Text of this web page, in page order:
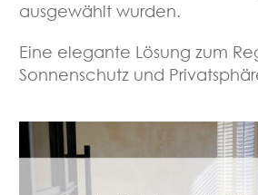
ausgewählt wurden.
Eine elegante Lösung zum
Sonnenschutz und